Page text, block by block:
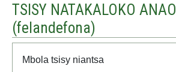
TSISY NATAKALOKO ANAO
(felandefona)
Mbola tsisy niantsa